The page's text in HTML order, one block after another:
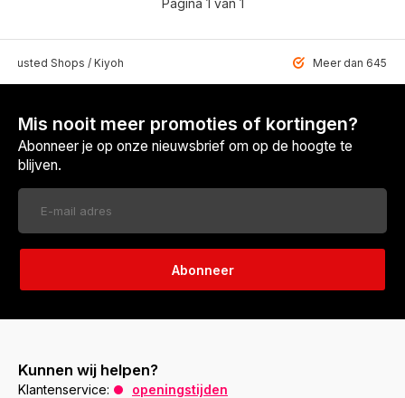
Pagina 1 van 1
Shops / Kiyoh Meer dan 6459
Mis nooit meer promoties of kortingen?
Abonneer je op onze nieuwsbrief om op de hoogte te
blijven.
Abonneer
Kunnen wij helpen?
Klantenservice:
openingstijden